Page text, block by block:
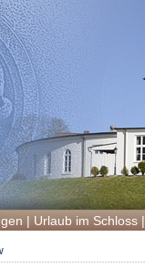
| Urlaub im Schloss|